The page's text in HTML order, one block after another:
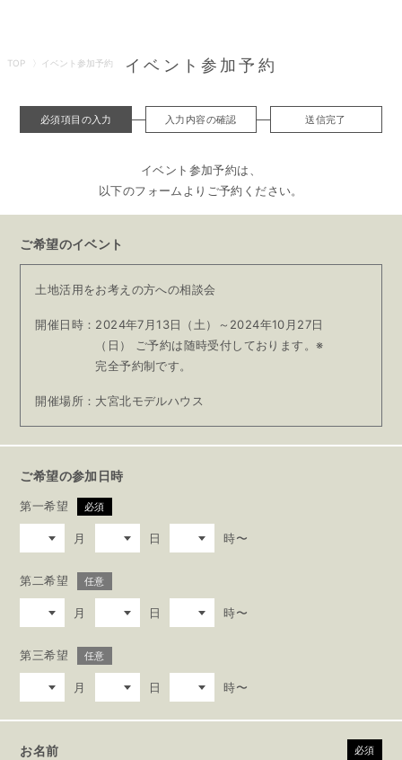
TOP イベント参加予約 イベント参加予約
必須項目の入力 入力内容の確認 送信完了
イベント参加予約は、
以下のフォームよりご予約ください。
ご希望のイベント
土地活用をお考えの方への相談会
開催日時： 2024年7月13日（土）～2024年10月27日
（日）
ご予約は随時受付しております。※
完全予約制です。
開催場所： 大宮北モデルハウス
ご希望の参加日時
第一希望 必須
月 日 時〜
第二希望 任意
月 日 時〜
第三希望 任意
月 日 時〜
お名前 必須